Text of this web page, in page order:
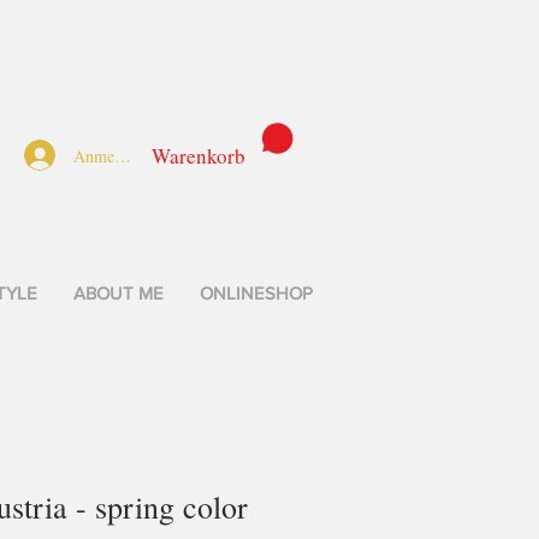
Anmelden Warenkorb
ABOUT ME ONLINESHOP
- spring color